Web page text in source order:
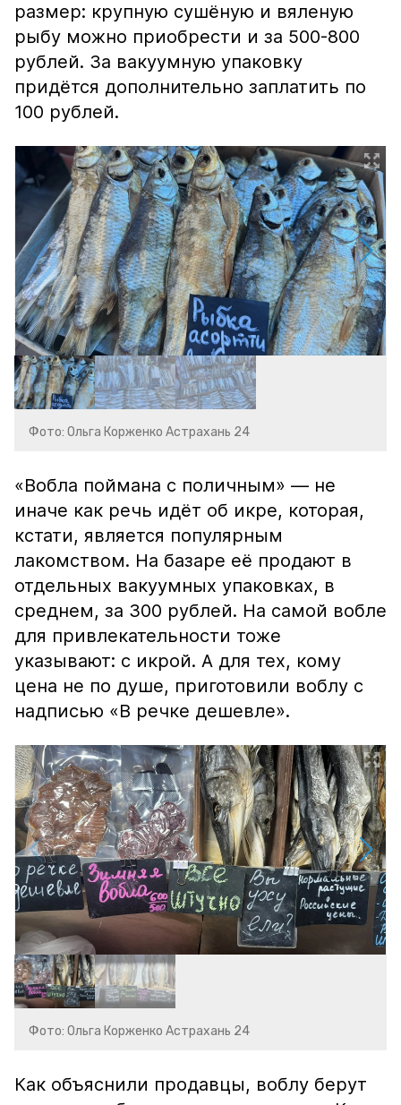
размер: крупную сушёную и вяленую
рыбу можно приобрести и за 500-800
рублей. За вакуумную упаковку
придётся дополнительно заплатить по
100 рублей.
Фото: Ольга Корженко Астрахань 24
«Вобла поймана с поличным» — не
иначе как речь идёт об икре, которая,
кстати, является популярным
лакомством. На базаре её продают в
отдельных вакуумных упаковках, в
среднем, за 300 рублей. На самой вобле
для привлекательности тоже
указывают: с икрой. А для тех, кому
цена не по душе, приготовили воблу с
надписью «В речке дешевле».
Фото: Ольга Корженко Астрахань 24
Как объяснили продавцы, воблу берут